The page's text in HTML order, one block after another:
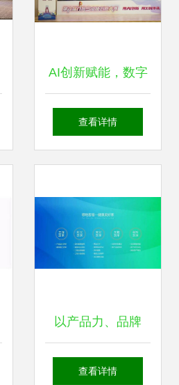
AI创新赋能，数字
文创点亮门头沟
在文化创意大赛中
的精彩亮相
查看详情
以产品力、品牌
力、服务力三大维
查看详情